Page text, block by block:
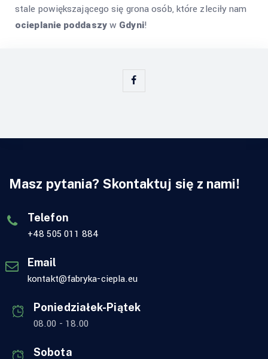
stale powiększającego się grona osób, które zleciły nam
ocieplanie poddaszyw Gdyni!
Masz pytania? Skontaktuj się z nami!
Telefon
+48 505 011 884
Email
kontakt@fabryka-ciepla.eu
Poniedziałek-Piątek
08.00 - 18.00
Sobota